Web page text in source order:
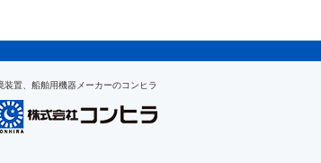
装置、船舶用機器メーカーのコンヒラ